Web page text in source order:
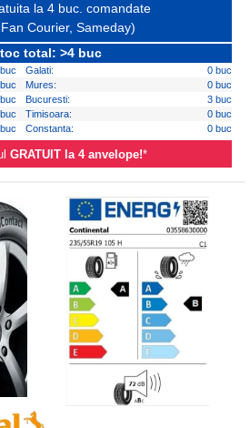
la 4 buc. comandate
Courier, Sameday)
total: >4 buc
Galati:
0 buc
Mures:
0 buc
Bucuresti:
3 buc
Timisoara:
0 buc
Constanta: 0 buc
GRATUIT la 4 anvelope!*